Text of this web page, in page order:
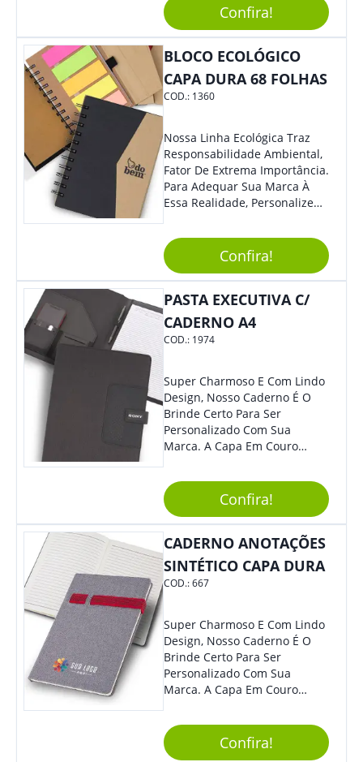
Confira!
BLOCO ECOLÓGICO
CAPA DURA 68 FOLHAS
COD.: 1360
Nossa Linha Ecológica Traz
Responsabilidade Ambiental,
Fator De Extrema Importância.
Para Adequar Sua Marca À
Essa Realidade, Personalize
Anotações Com Post-It E
Caneta. Elaborado A Partir De
Material Reciclado, O Brinde
Também É Prático, Tornando-
Se Assim Excelente Para Uso
Cotidiano. Perfeito, Não É?!
Confira!
PASTA EXECUTIVA C/
CADERNO A4
COD.: 1974
Super Charmoso E Com Lindo
Design, Nosso Caderno É O
Brinde Certo Para Ser
Personalizado Com Sua
Marca. A Capa Em Couro
Elástico Permite Maior
Segurança Ao Carregá-Lo.
Ofereça A Seus Clientes E
Colaboradores, Sem Dúvidas
Eles Irão Adorar.
Confira!
CADERNO ANOTAÇÕES
SINTÉTICO CAPA DURA
COD.:667
Super Charmoso E Com Lindo
Design, Nosso Caderno É O
Brinde Certo Para Ser
Personalizado Com Sua
Marca. A Capa Em Couro
Elástico Permite Maior
Segurança Ao Carregá-Lo.
Ofereça A Seus Clientes E
Confira!